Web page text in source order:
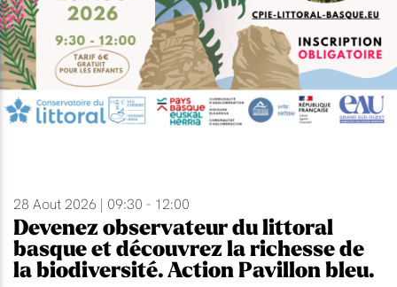
28 Aout 2026 | 09:30 - 12:00
Devenez observateur du littoral
basque et découvrez la richesse de
la biodiversité. Action Pavillon bleu.